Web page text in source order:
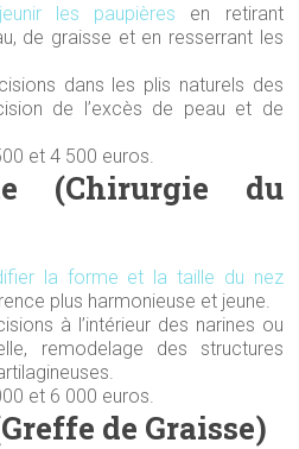
les paupières en retirant
de graisse et en resserrant les
dans les plis naturels des
de l’excès de peau et de
et 4 500 euros.
(Chirurgie du
la forme et la taille du nez
plus harmonieuse et jeune.
à l’intérieur des narines ou
remodelage des structures
et 6 000 euros.
de Graisse)